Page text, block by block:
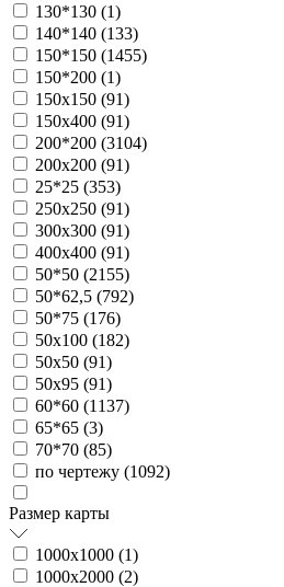
130*130 (1)
140*140 (133)
150*150 (1455)
150*200 (1)
150х150 (91)
150х400 (91)
200*200 (3104)
200х200 (91)
25*25 (353)
250х250 (91)
300х300 (91)
400х400 (91)
50*50 (2155)
50*62,5 (792)
50*75 (176)
50х100 (182)
50х50 (91)
50х95 (91)
60*60 (1137)
65*65 (3)
70*70 (85)
по чертежу (1092)
Размер карты
1000х1000 (1)
1000х2000 (2)